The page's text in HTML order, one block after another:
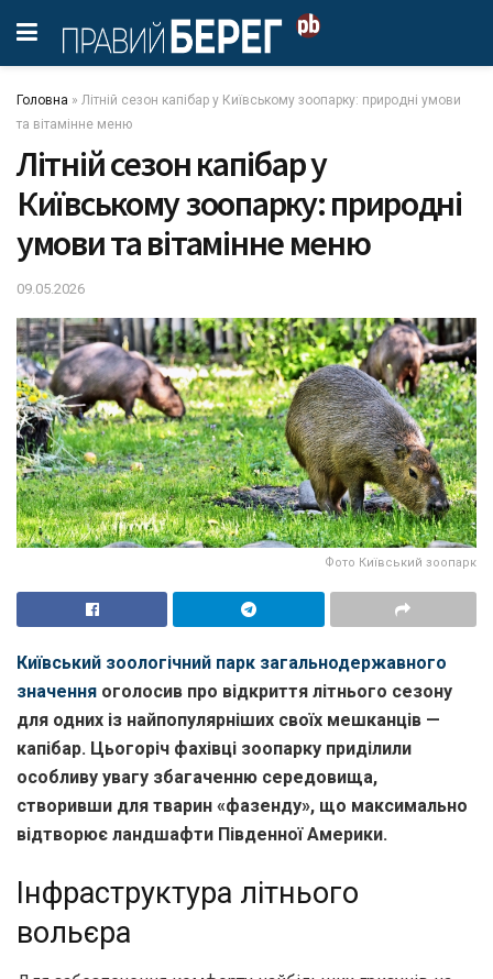
Головна » Літній сезон капібар у Київському зоопарку: природні умови
та вітамінне меню
Літній сезон капібар у
Київському зоопарку: природні
умови та вітамінне меню
09.05.2026
Фото Київський зоопарк
Київський зоологічний парк загальнодержавного
значення оголосив про відкриття літнього сезону
для одних із найпопулярніших своїх мешканців —
капібар. Цьогоріч фахівці зоопарку приділили
особливу увагу збагаченню середовища,
створивши для тварин «фазенду», що максимально
відтворює ландшафти Південної Америки.
Інфраструктура літнього
вольєра